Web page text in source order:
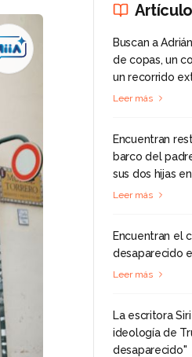
Buscan a
de copas, un
un recorrido
Leer más
Encuentran
barco del
sus dos hijas
Leer más
Encuentran el
desaparecido
Leer más
La escritora
ideología de
desaparecido"